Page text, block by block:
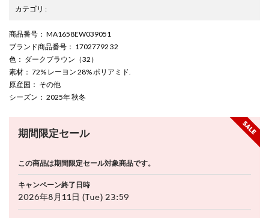
カテゴリ :
商品番号 ： MA1658EW039051
ブランド商品番号 ： 17027792 32
色 ： ダークブラウン（32）
素材 ： 72% レーヨン 28% ポリアミド.
原産国 ： その他
シーズン ： 2025年 秋冬
期間限定セール
この商品は期間限定セール対象商品です。
キャンペーン終了日時
2026年8月11日 (Tue) 23:59